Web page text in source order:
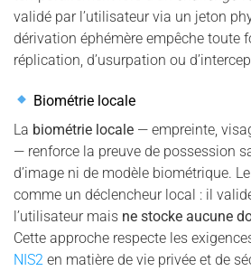
validé par l’utilisateur via un jeton
dérivation éphémère empêche toute
réplication, d’usurpation ou
Biométrie locale
La biométrie locale — empreinte,
— renforce la preuve de possession
d’image ni de modèle biométrique.
comme un déclencheur local : il
l’utilisateur mais ne stocke aucune
Cette approche respecte les
NIS2 en matière de vie privée et de